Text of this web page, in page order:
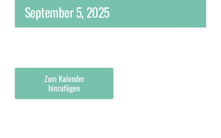
September 5, 2025
Zum Kalender
hinzufügen